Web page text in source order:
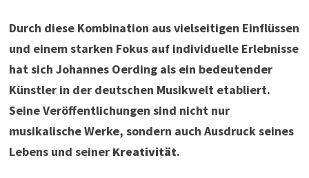
Durch diese Kombination aus vielseitigen Einflüssen
und einem starken Fokus auf individuelle Erlebnisse
hat sich Johannes Oerding als ein bedeutender
Künstler in der deutschen Musikwelt etabliert.
Seine Veröffentlichungen sind nicht nur
musikalische Werke, sondern auch Ausdruck seines
Lebens und seiner Kreativität.